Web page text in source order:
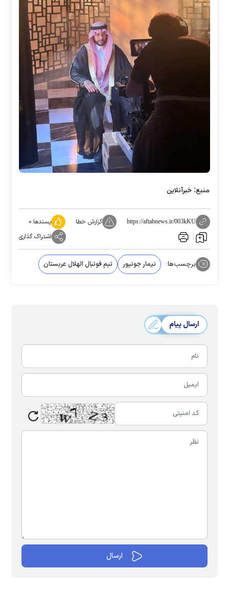
منبع: خبرآنلاین
https://aftabnews.ir/003kKU گزارش خطا پسندها:۰
اشتراک گذاری
برچسب‌ها: نیمار جونیور تیم فوتبال الهلال عربستان
ارسال پیام